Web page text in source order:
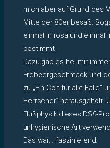
mich aber auf Grund des
Mitte der 80er besaß.
einmal in rosa und einmal
bestimmt.
Dazu gab es bei mir
Erdbeergeschmack und
zu „Ein Colt für alle Fälle“
Herrscher“ herausgeholt.
Flußphysik dieses DS9-
unhygienische Art
Das war…..faszinierend.